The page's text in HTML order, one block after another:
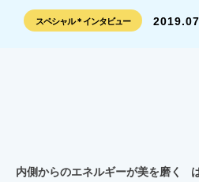
スペシャル＊インタビュー
内側からのエネルギーが美を磨く